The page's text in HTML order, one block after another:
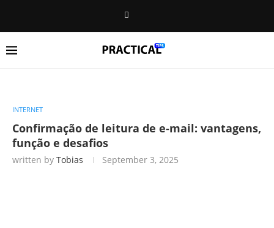
INTERNET
Confirmação de leitura de e-mail: vantagens,
função e desafios
written by Tobias September 3, 2025